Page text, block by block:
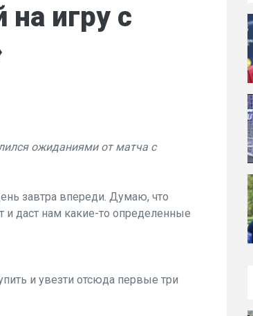
на игру с
ожиданиями от матча с
завтра впереди. Думаю, что
и даст нам какие-то определенные
и увезти отсюда первые три